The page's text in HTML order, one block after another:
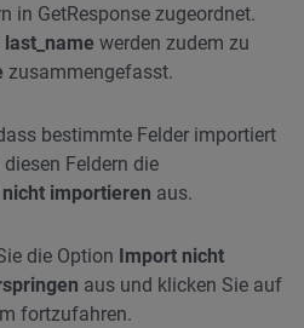
in GetResponse zugeordnet.
last_name werden zudem zu
zusammengefasst.
bestimmte Felder importiert
Feldern die
importieren aus.
die Option Import nicht
aus und klicken Sie auf
fortzufahren.